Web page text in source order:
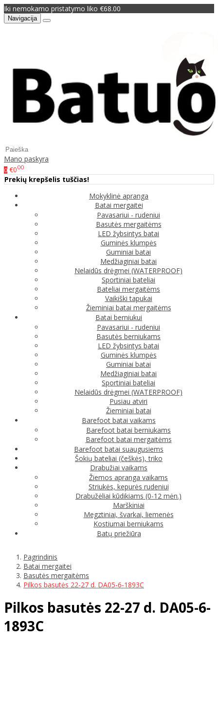
Iki nemokamo pristatymo liko €68.00
Navigacija
Mano paskyra
0 €000
Prekių krepšelis tuščias!
Mokyklinė apranga
Batai mergaitei
Pavasariui - rudeniui
Basutės mergaitėms
LED žybsintys batai
Guminės klumpės
Guminiai batai
Medžiaginiai batai
Nelaidūs drėgmei (WATERPROOF)
Sportiniai bateliai
Bateliai mergaitėms
Vaikiški tapukai
Žieminiai batai mergaitėms
Batai berniukui
Pavasariui - rudeniui
Basutės berniukams
LED žybsintys batai
Guminės klumpės
Guminiai batai
Medžiaginiai batai
Sportiniai bateliai
Nelaidūs drėgmei (WATERPROOF)
Pusiau atviri
Žieminiai batai
Barefoot batai vaikams
Barefoot batai berniukams
Barefoot batai mergaitėms
Barefoot batai suaugusiems
Šokių bateliai (češkės), triko
Drabužiai vaikams
Žiemos apranga vaikams
Striukės, kepurės rudeniui
Drabužėliai kūdikiams (0-12 mėn.)
Marškiniai
Megztiniai, švarkai, liemenės
Kostiumai berniukams
Batų priežiūra
Pagrindinis
Batai mergaitei
Basutės mergaitėms
Pilkos basutės 22-27 d. DA05-6-1893C
Pilkos basutės 22-27 d. DA05-6-
1893C